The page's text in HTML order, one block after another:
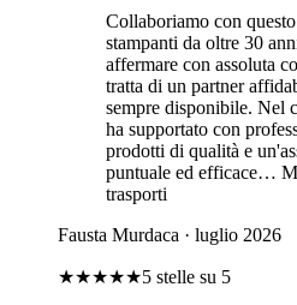
Collaboriamo con
stampanti da oltre 30
affermare con assoluta
tratta di un partner
sempre disponibile. Nel
ha supportato con
prodotti di qualità e
puntuale ed efficace…
trasporti
Fausta Murdaca · luglio 2026
★★★★★5 stelle su 5